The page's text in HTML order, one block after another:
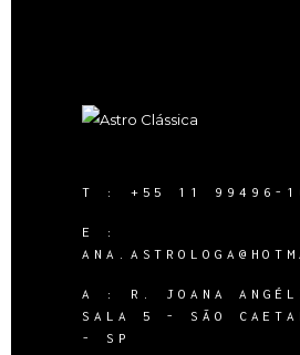
T : +55 11 99496-
E :
A :
R. JOANA
SALA 5 - SÃO
- SP